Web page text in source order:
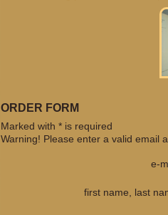
ORDER FORM
Marked with * is required
Warning! Please enter a valid email
e-
first name, last